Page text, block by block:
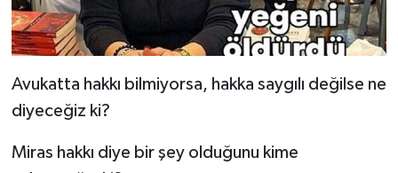
Avukatta hakkı bilmiyorsa, hakka saygılı değilse ne
diyeceğiz ki?
Miras hakkı diye bir şey olduğunu kime